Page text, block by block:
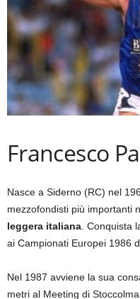
Francesco
Nasce a Siderno (RC) nel
mezzofondisti più importanti
leggera italiana . Conquista
ai Campionati Europei 1986
Nel 1987 avviene la sua
metri al Meeting di